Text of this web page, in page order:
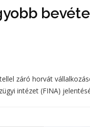
záró horvát
intézet (FINA)